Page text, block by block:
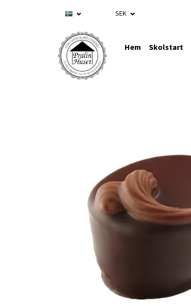
SEK
Hem Skolstart